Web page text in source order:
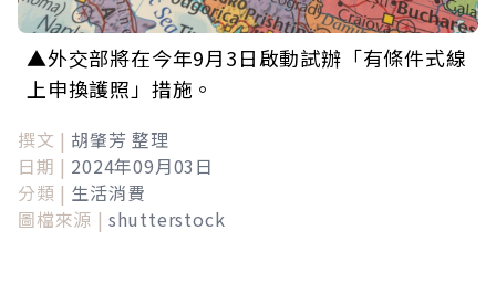
▲外交部將在今年9月3日啟動試辦「有條件式線
上申換護照」措施。
撰文 | 胡肇芳 整理
日期 | 2024年09月03日
分類 | 生活消費
圖檔來源 | shutterstock